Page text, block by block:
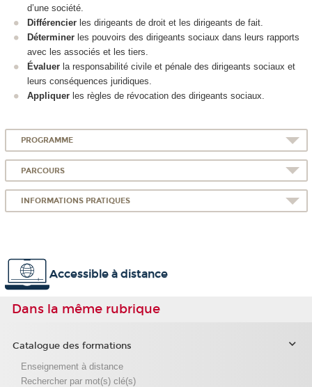
d’une société.
Différencier les dirigeants de droit et les dirigeants de fait.
Déterminer les pouvoirs des dirigeants sociaux dans leurs rapports
avec les associés et les tiers.
Évaluer la responsabilité civile et pénale des dirigeants sociaux et
leurs conséquences juridiques.
Appliquer les règles de révocation des dirigeants sociaux.
PROGRAMME
PARCOURS
INFORMATIONS PRATIQUES
Accessible à distance
Dans la même rubrique
Catalogue des formations
Enseignement à distance
Rechercher par mot(s) clé(s)